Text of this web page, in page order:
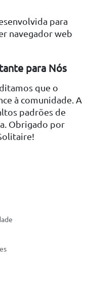
para
navegador web
para Nós
que o
à comunidade. A
padrões de
Obrigado por